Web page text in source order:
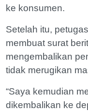
ke konsumen.
Setelah itu,
membuat surat
mengembalikan
tidak merugikan
“Saya kemudian
dikembalikan ke